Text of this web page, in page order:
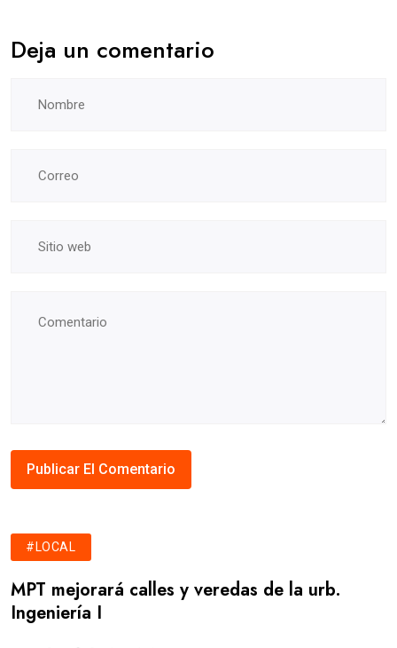
Deja un comentario
#LOCAL
MPT mejorará calles y veredas de la urb.
Ingeniería I